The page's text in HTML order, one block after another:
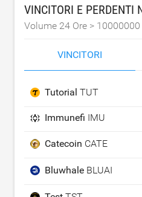
VINCITORI E PERDENTI
Volume 24 Ore > 10000000
VINCITORI
Tutorial TUT
Immunefi IMU
Catecoin CATE
Bluwhale BLUAI